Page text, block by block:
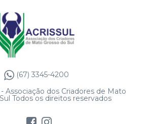
(67) 3345-4200
Associação dos Criadores de Mato
Todos os direitos reservados